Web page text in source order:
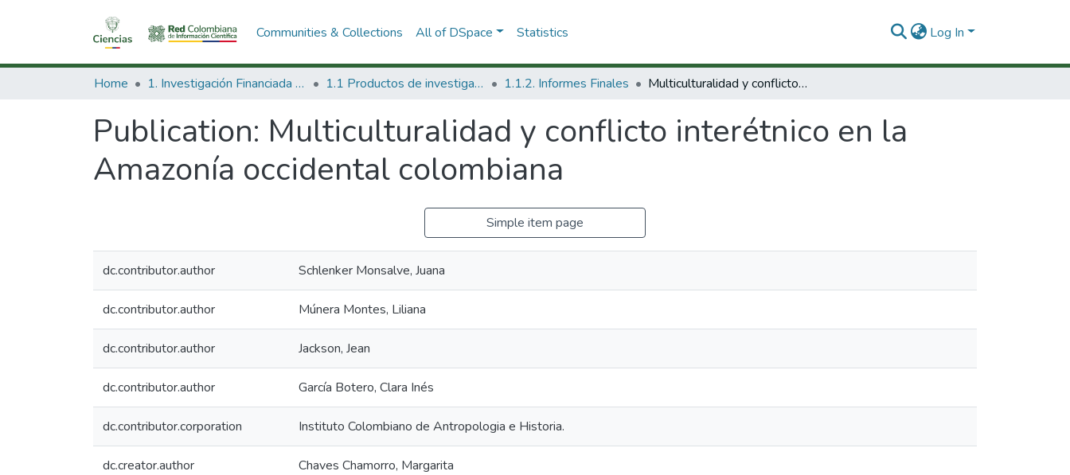
Communities & Collections All of DSpace Statistics Log In
Home 1. Investigación Financiada con Recursos Públicos 1.1 Productos de investigación 1.1.2. Informes Finales Multiculturalidad y conflicto interétnico en la Amazonía occidental colombiana
Publication: Multiculturalidad y conflicto interétnico en la
Amazonía occidental colombiana
Simple item page
dc.contributor.author Schlenker Monsalve, Juana
dc.contributor.author Múnera Montes, Liliana
dc.contributor.author Jackson, Jean
dc.contributor.author García Botero, Clara Inés
dc.contributor.corporation Instituto Colombiano de Antropologia e Historia.
dc.creator.author Chaves Chamorro, Margarita